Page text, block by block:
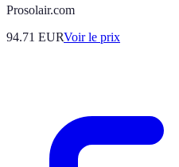
Prosolair.com
94.71 EURVoir le prix